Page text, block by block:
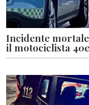
Incidente
il motociclista